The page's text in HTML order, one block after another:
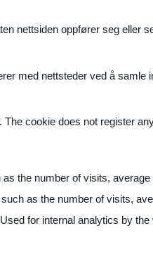
nettsiden oppfører seg eller
med nettsteder ved å samle
cookie does not register
the number of visits,
as the number of visits,
for internal analytics by the